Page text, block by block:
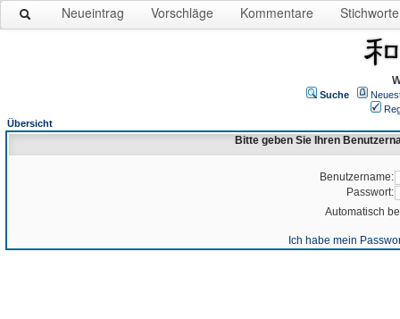
Neueintrag Vorschläge Kommentare Stichworte
Suche
Übersicht
Bitte geben Sie Ihren
Benutzername:
Passwort:
Automatisch
Ich habe mein